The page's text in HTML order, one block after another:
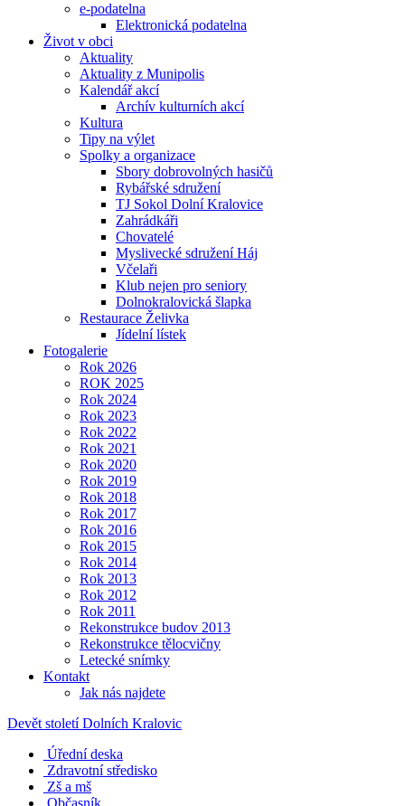
e-podatelna
Elektronická podatelna
Život v obci
Aktuality
Aktuality z Munipolis
Kalendář akcí
Archív kulturních akcí
Kultura
Tipy na výlet
Spolky a organizace
Sbory dobrovolných hasičů
Rybářské sdružení
TJ Sokol Dolní Kralovice
Zahrádkáři
Chovatelé
Myslivecké sdružení Háj
Včelaři
Klub nejen pro seniory
Dolnokralovická šlapka
Restaurace Želivka
Jídelní lístek
Fotogalerie
Rok 2026
ROK 2025
Rok 2024
Rok 2023
Rok 2022
Rok 2021
Rok 2020
Rok 2019
Rok 2018
Rok 2017
Rok 2016
Rok 2015
Rok 2014
Rok 2013
Rok 2012
Rok 2011
Rekonstrukce budov 2013
Rekonstrukce tělocvičny
Letecké snímky
Kontakt
Jak nás najdete
Devět století Dolních Kralovic
Úřední deska
Zdravotní středisko
Zš a mš
Občasník